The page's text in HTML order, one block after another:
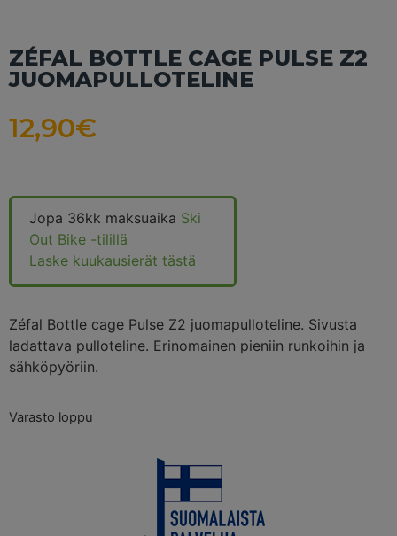
ZÉFAL BOTTLE CAGE PULSE Z2
JUOMAPULLOTELINE
12,90€
Jopa 36kk maksuaika Ski
Out Bike -tilillä
Laske kuukausierät tästä
Zéfal Bottle cage Pulse Z2 juomapulloteline. Sivusta
ladattava pulloteline. Erinomainen pieniin runkoihin ja
sähköpyöriin.
Varasto loppu